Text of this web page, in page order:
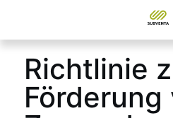
Richtlinie
Förderung